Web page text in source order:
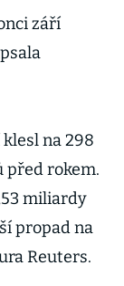
září
na 298
před rokem.
miliardy
propad na
Reuters.